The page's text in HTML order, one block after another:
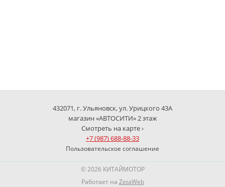
432071, г. Ульяновск, ул. Урицкого 43А
магазин «АВТОСИТИ» 2 этаж
Смотреть на карте ›
+7 (987) 688-88-33
Пользовательское соглашение
© 2026 КИТАЙМОТОР
Работает на ZetaWeb